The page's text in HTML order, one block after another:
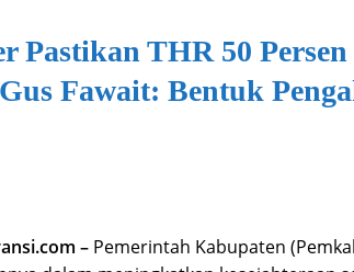
Pastikan THR 50
Fawait: Bentuk
– Pemerintah Kabupaten